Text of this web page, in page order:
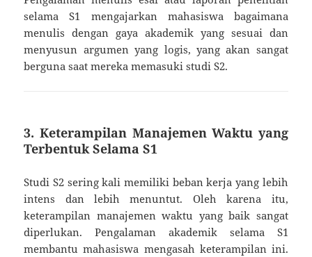
selama S1 mengajarkan mahasiswa bagaimana
menulis dengan gaya akademik yang sesuai dan
menyusun argumen yang logis, yang akan sangat
berguna saat mereka memasuki studi S2.
3. Keterampilan Manajemen Waktu yang
Terbentuk Selama S1
Studi S2 sering kali memiliki beban kerja yang lebih
intens dan lebih menuntut. Oleh karena itu,
keterampilan manajemen waktu yang baik sangat
diperlukan. Pengalaman akademik selama S1
membantu mahasiswa mengasah keterampilan ini.